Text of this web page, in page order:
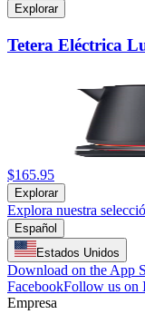
Explorar
Tetera Eléctrica
$165.95
Explorar
Explora nuestra
Español
Estados Unidos
Download on the App
FacebookFollow us on
Empresa